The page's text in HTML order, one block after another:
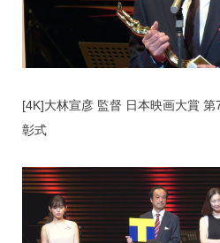
[4K]大林宣彦 監督 日本映画大賞
彰式